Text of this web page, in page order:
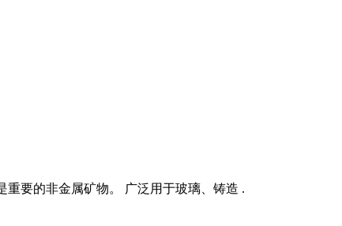
要的非金属矿物。 广泛用于玻璃、铸造 .